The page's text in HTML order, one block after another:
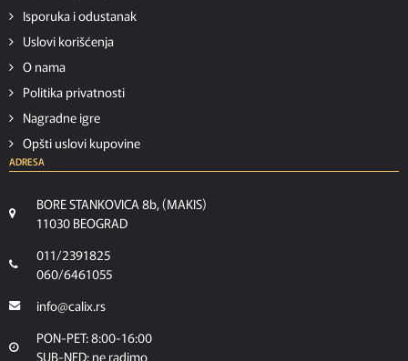
Isporuka i odustanak
Uslovi korišćenja
O nama
Politika privatnosti
Nagradne igre
Opšti uslovi kupovine
ADRESA
BORE STANKOVICA 8b, (MAKIS)
11030 BEOGRAD
011/2391825
060/6461055
info@calix.rs
PON-PET: 8:00-16:00
SUB-NED: ne radimo